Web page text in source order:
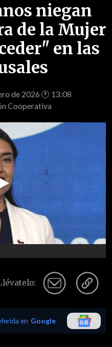
niegan
de la Mujer
en las
de 2026 🕐 13:08
Cooperativa
en Google